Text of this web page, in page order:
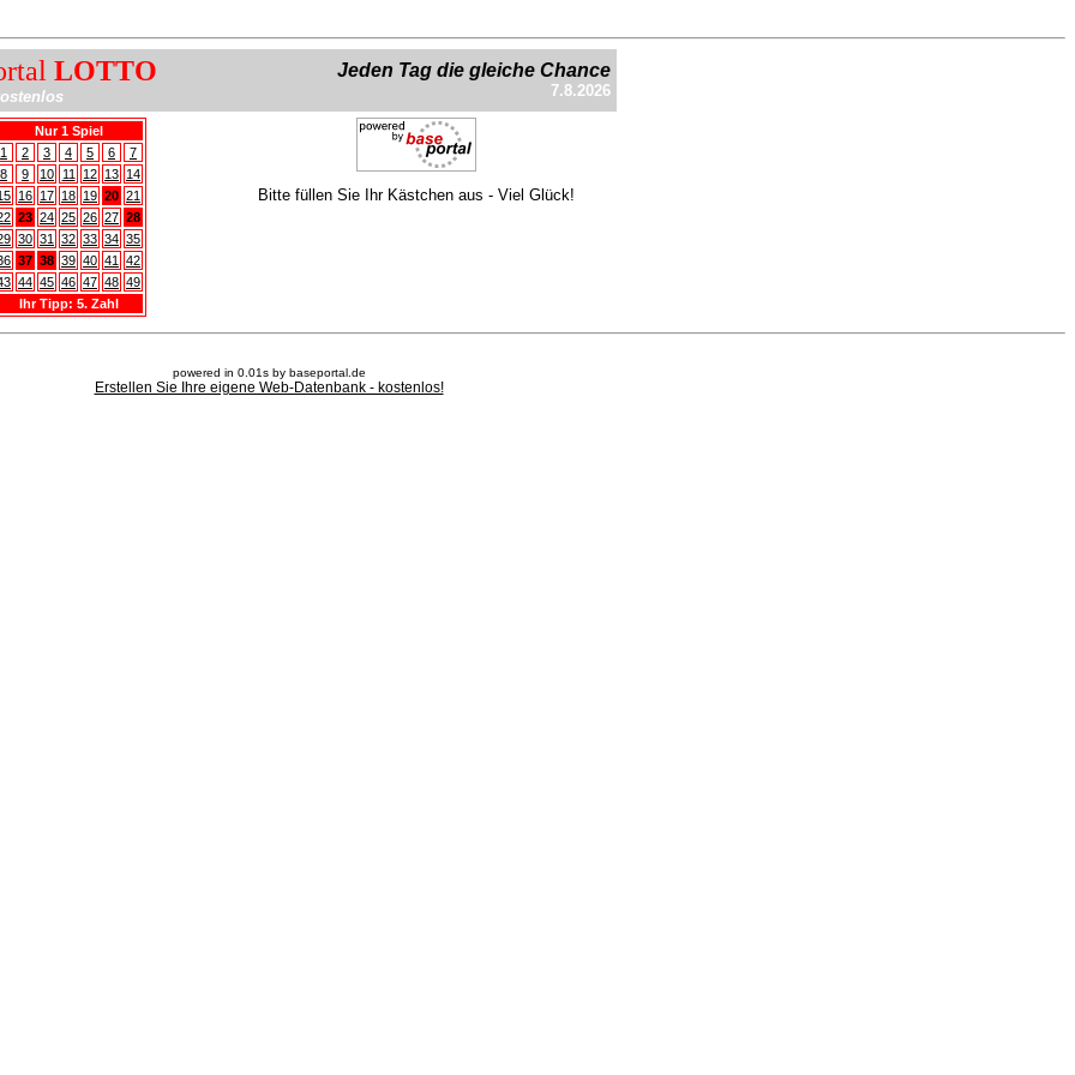
LOTTO Jeden Tag die gleiche Chance
7.8.2026
Nur 1 Spiel
1
2 3 4 5 6
7
8
9 10 11 12 13 14
16 17 18 19 20 21
23 24 25 26 27 28
30 31 32 33 34 35
37 38 39 40 41
42
44 45 46 47 48 49
Ihr Tipp: 5. Zahl
Bitte füllen Sie Ihr Kästchen aus - Viel Glück!
powered in 0.01s by baseportal.de
Erstellen Sie Ihre eigene Web-Datenbank - kostenlos!